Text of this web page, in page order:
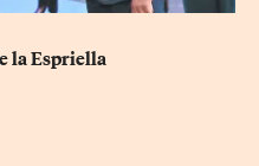
la Espriella